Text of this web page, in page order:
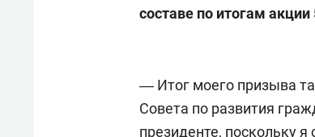
составе по итогам
― Итог моего призыва
Совета по развития
президенте, поскольку